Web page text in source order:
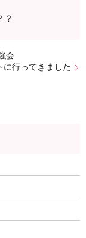
？
会
行ってきました